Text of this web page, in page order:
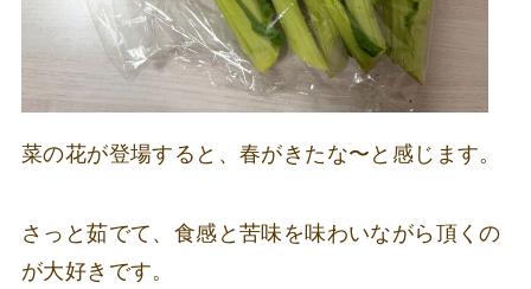
菜の花が登場すると、春がきたな〜と感じます。
さっと茹でて、食感と苦味を味わいながら頂くの
が大好きです。